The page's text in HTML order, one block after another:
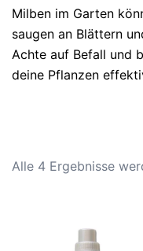
Milben im Garten
saugen an Blättern
Achte auf Befall und
deine Pflanzen
Alle 4 Ergebnisse